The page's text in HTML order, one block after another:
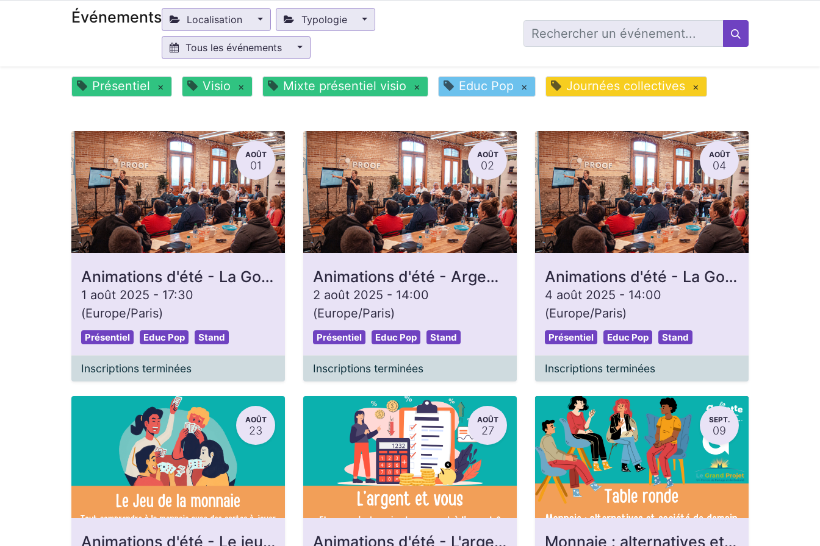
Événements Localisation Typologie
Tous les événements
Présentiel × Visio × Mixte présentiel visio × Educ Pop × Journées collectives ×
AOÛT
01
Animations d'été - La Gon'heure
1 août 2025 - 17:30
(Europe/Paris)
Présentiel Educ Pop Stand
Inscriptions terminées
AOÛT
02
Animations d'été - Argent, Briques & Carbone
2 août 2025 - 14:00
(Europe/Paris)
Présentiel Educ Pop Stand
Inscriptions terminées
AOÛT
04
Animations d'été - La Gon'heure
4 août 2025 - 14:00
(Europe/Paris)
Présentiel Educ Pop Stand
Inscriptions terminées
AOÛT
23
Animations d'été - Le jeu de la monnaie
AOÛT
27
Animations d'été - L'argent et vous
SEPT.
09
Monnaie : alternatives et société de demain